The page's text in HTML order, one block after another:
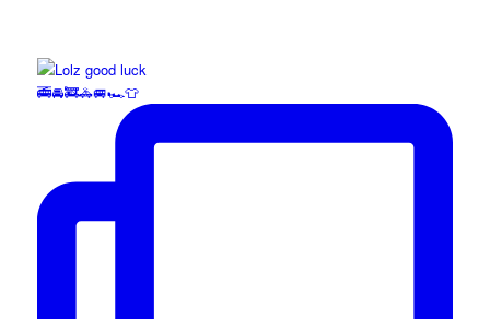
🚎🚘🚒🚓🚐🏎️👕